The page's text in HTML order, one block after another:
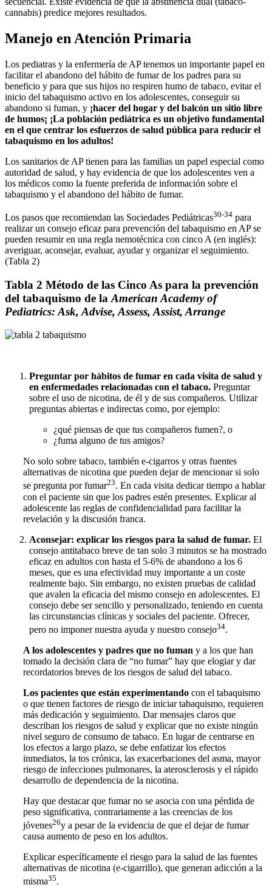
cannabis) predice mejores resultados.
Manejo en Atención Primaria
Los pediatras y la enfermería de AP tenemos un importante papel en
facilitar el abandono del hábito de fumar de los padres para su
beneficio y para que sus hijos no respiren humo de tabaco, evitar el
inicio del tabaquismo activo en los adolescentes, conseguir su
abandono si fuman, y ¡hacer del hogar y del balcón un sitio libre
de humos¡ ¡La población pediátrica es un objetivo fundamental
en el que centrar los esfuerzos de salud pública para reducir el
tabaquismo en los adultos!
Los sanitarios de AP tienen para las familias un papel especial como
autoridad de salud, y hay evidencia de que los adolescentes ven a
los médicos como la fuente preferida de información sobre el
tabaquismo y el abandono del hábito de fumar.
Los pasos que recomiendan las Sociedades Pediátricas30-34 para
realizar un consejo eficaz para prevención del tabaquismo en AP se
pueden resumir en una regla nemotécnica con cinco A (en inglés):
averiguar, aconsejar, evaluar, ayudar y organizar el seguimiento.
(Tabla 2)
Tabla 2 Método de las Cinco As para la prevención
del tabaquismo de la American Academy of
Pediatrics: Ask, Advise, Assess, Assist, Arrange
Preguntar por hábitos de fumar en cada visita de salud y
en enfermedades relacionadas con el tabaco. Preguntar
sobre el uso de nicotina, de él y de sus compañeros. Utilizar
preguntas abiertas e indirectas como, por ejemplo:
¿qué piensas de que tus compañeros fumen?, o
¿fuma alguno de tus amigos?
No solo sobre tabaco, también e-cigarros y otras fuentes
alternativas de nicotina que pueden dejar de mencionar si solo
se pregunta por fumar23. En cada visita dedicar tiempo a hablar
con el paciente sin que los padres estén presentes. Explicar al
adolescente las reglas de confidencialidad para facilitar la
revelación y la discusión franca.
Aconsejar: explicar los riesgos para la salud de fumar. El
consejo antitabaco breve de tan solo 3 minutos se ha mostrado
eficaz en adultos con hasta el 5-6% de abandono a los 6
meses, que es una efectividad muy importante a un coste
realmente bajo. Sin embargo, no existen pruebas de calidad
que avalen la eficacia del mismo consejo en adolescentes. El
consejo debe ser sencillo y personalizado, teniendo en cuenta
las circunstancias clínicas y sociales del paciente. Ofrecer,
pero no imponer nuestra ayuda y nuestro consejo34.
A los adolescentes y padres que no fuman y a los que han
tomado la decisión clara de “no fumar” hay que elogiar y dar
recordatorios breves de los riesgos de salud del tabaco.
Los pacientes que están experimentando con el tabaquismo
o que tienen factores de riesgo de iniciar tabaquismo, requieren
más dedicación y seguimiento. Dar mensajes claros que
describan los riesgos de salud y explicar que no existe ningún
nivel seguro de consumo de tabaco. En lugar de centrarse en
los efectos a largo plazo, se debe enfatizar los efectos
inmediatos, la tos crónica, las exacerbaciones del asma, mayor
riesgo de infecciones pulmonares, la aterosclerosis y el rápido
desarrollo de dependencia de la nicotina.
Hay que destacar que fumar no se asocia con una pérdida de
peso significativa, contrariamente a las creencias de los
jóvenes26y a pesar de la evidencia de que el dejar de fumar
causa aumento de peso en los adultos.
Explicar específicamente el riesgo para la salud de las fuentes
alternativas de nicotina (e-cigarrillo), que generan adicción a la
misma35.